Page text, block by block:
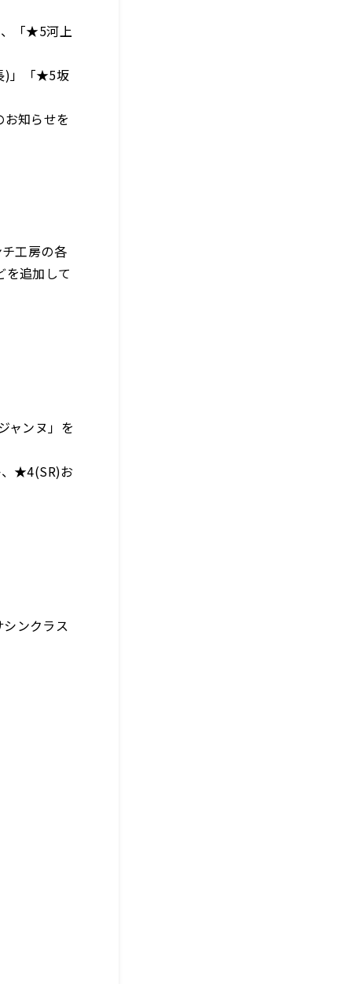
「★5河上
)」「★5坂
知らせを
工房の各
を追加して
ャンヌ」を
、★4(SR)お
ンクラス